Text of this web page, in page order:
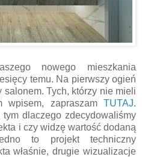
nowego mieszkania
temu. Na pierwszy ogień
salonem. Tych, którzy nie mieli
zapraszam TUTAJ.
tym dlaczego zdecydowaliśmy
i czy widzę wartość dodaną
to projekt techniczny
właśnie, drugie wizualizacje